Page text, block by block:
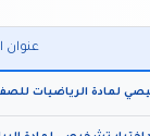
عنوان
لمادة الرياضيات للصف